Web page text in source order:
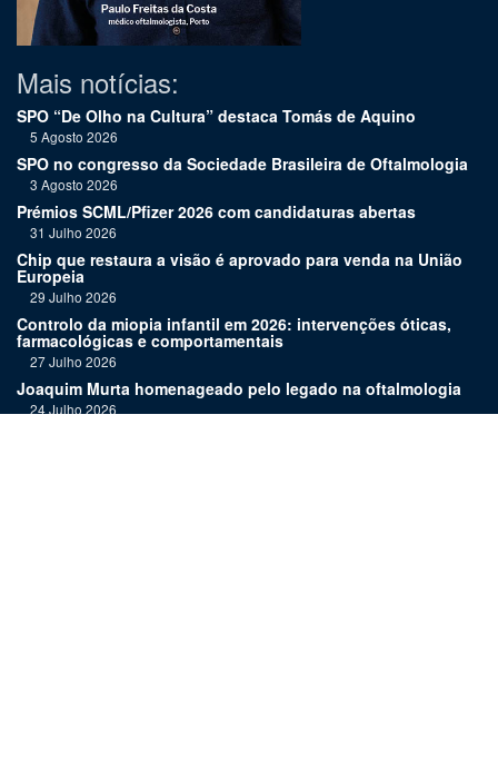
Mais notícias:
SPO “De Olho na Cultura” destaca Tomás de Aquino
5 Agosto 2026
SPO no congresso da Sociedade Brasileira de Oftalmologia
3 Agosto 2026
Prémios SCML/Pfizer 2026 com candidaturas abertas
31 Julho 2026
Chip que restaura a visão é aprovado para venda na União
Europeia
29 Julho 2026
Controlo da miopia infantil em 2026: intervenções óticas,
farmacológicas e comportamentais
27 Julho 2026
Joaquim Murta homenageado pelo legado na oftalmologia
24 Julho 2026